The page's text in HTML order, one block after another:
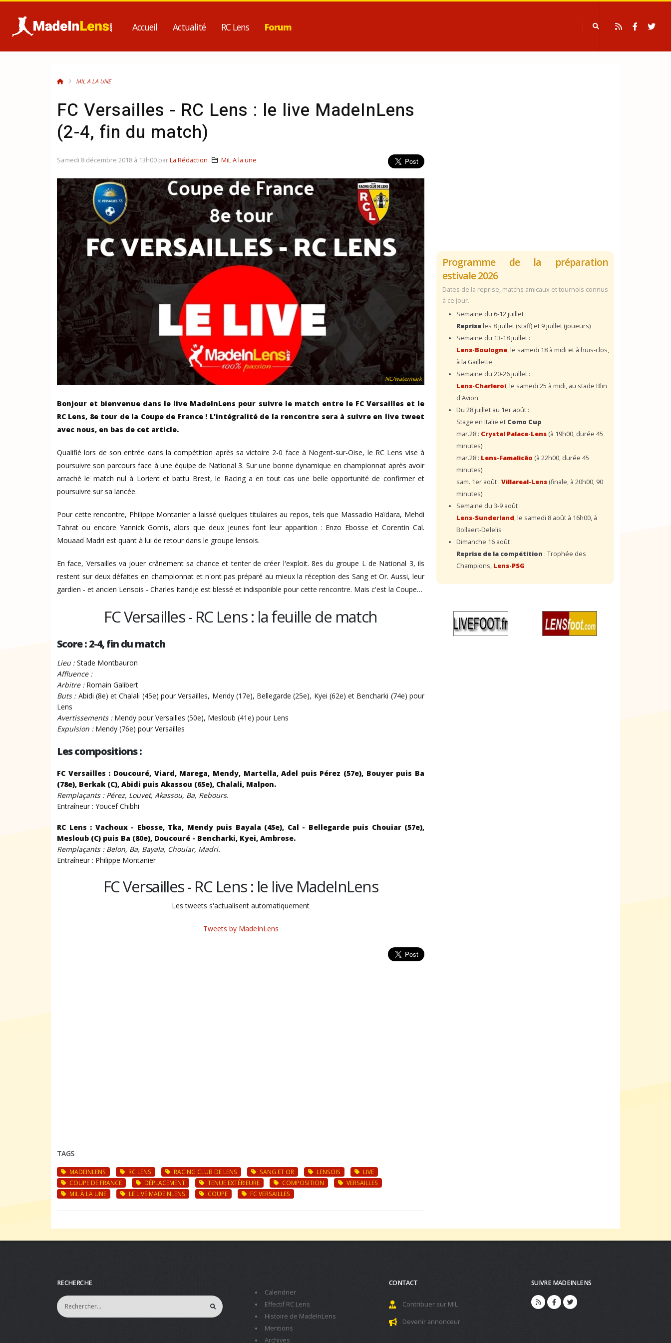
Accueil Actualité RC Lens Forum
MIL A LA UNE
FC Versailles - RC Lens : le live MadeInLens
(2-4, fin du match)
NC/watermark
Bonjour et bienvenue dans le live MadeInLens pour suivre le match entre le FC Versailles et le
RC Lens, 8e tour de la Coupe de France ! L'intégralité de la rencontre sera à suivre en live tweet
avec nous, en bas de cet article.
Qualifié lors de son entrée dans la compétition après sa victoire 2-0 face à Nogent-sur-Oise, le RC Lens vise à
poursuivre son parcours face à une équipe de National 3. Sur une bonne dynamique en championnat après avoir
arraché le match nul à Lorient et battu Brest, le Racing a en tout cas une belle opportunité de confirmer et
poursuivre sur sa lancée.
Pour cette rencontre, Philippe Montanier a laissé quelques titulaires au repos, tels que Massadio Haïdara, Mehdi
Tahrat ou encore Yannick Gomis, alors que deux jeunes font leur apparition : Enzo Ebosse et Corentin Cal.
Mouaad Madri est quant à lui de retour dans le groupe lensois.
En face, Versailles va jouer crânement sa chance et tenter de créer l'exploit. 8es du groupe L de National 3, ils
restent sur deux défaites en championnat et n'ont pas préparé au mieux la réception des Sang et Or. Aussi, leur
gardien - et ancien Lensois - Charles Itandje est blessé et indisponible pour cette rencontre. Mais c'est la Coupe…
FC Versailles - RC Lens : la feuille de match
Score : 2-4, fin du match
Lieu :Stade Montbauron
Affluence :
Arbitre :Romain Galibert
Buts : Abidi (8e) et Chalali (45e) pour Versailles, Mendy (17e), Bellegarde (25e), Kyei (62e) et Bencharki (74e) pour
Lens
Avertissements : Mendy pour Versailles (50e), Mesloub (41e) pour Lens
Expulsion :Mendy (76e) pour Versailles
Les compositions :
FC Versailles : Doucouré, Viard, Marega, Mendy, Martella, Adel puis Pérez (57e), Bouyer puis Ba
(78e), Berkak (C), Abidi puis Akassou (65e), Chalali, Malpon.
Remplaçants : Pérez, Louvet, Akassou, Ba, Rebours.
Entraîneur : Youcef Chibhi
RC Lens : Vachoux - Ebosse, Tka, Mendy puis Bayala (45e), Cal - Bellegarde puis Chouiar (57e),
Mesloub (C) puis Ba (80e), Doucouré - Bencharki, Kyei, Ambrose.
Remplaçants : Belon, Ba, Bayala, Chouiar, Madri.
Entraîneur : Philippe Montanier
FC Versailles - RC Lens : le live MadeInLens
Les tweets s'actualisent automatiquement
Tweets by MadeInLens
Samedi 8 décembre 2018 à 13h00 parLa Rédaction MiL A la une
TAGS
MADEINLENS RC LENS RACING CLUB DE LENS SANG ET OR LENSOIS
LIVE
COUPE DE FRANCE
DÉPLACEMENT TENUE EXTÉRIEURE COMPOSITION
VERSAILLES
MIL À LA UNE
LE LIVE MADEINLENS COUPE FC VERSAILLES
Programme de la préparation
estivale 2026
Dates de la reprise, matchs amicaux et tournois connus
à ce jour.
Semaine du 6-12 juillet :
Repriseles 8 juillet (staff) et 9 juillet (joueurs)
Semaine du 13-18 juillet :
Lens-Boulogne, le samedi 18 à midi et à huis-clos,
à la Gaillette
Semaine du 20-26 juillet :
Lens-Charleroi, le samedi 25 à midi, au stade Blin
d'Avion
Du 28 juillet au 1er août :
Stage en Italie et Como Cup
mar.28 : Crystal Palace-Lens (à 19h00, durée 45
minutes)
mar.28 : Lens-Famalicão (à 22h00, durée 45
minutes)
sam. 1er août : Villareal-Lens (finale, à 20h00, 90
minutes)
Semaine du 3-9 août :
Lens-Sunderland, le samedi 8 août à 16h00, à
Bollaert-Delelis
Dimanche 16 août :
Reprise de la compétition : Trophée des
Champions, Lens-PSG
RECHERCHE
Calendrier
Effectif RC Lens
Histoire de MadeInLens
Mentions
Archives
CONTACT
Contribuer sur MiL
Devenir annonceur
SUIVRE MADEINLENS